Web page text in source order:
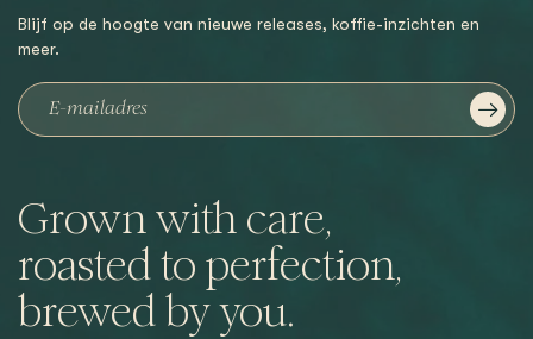
Grown with care,
roasted to perfection,
brewed by you.
Blijf op de hoogte van nieuwe releases, koffie-inzichten en
meer.